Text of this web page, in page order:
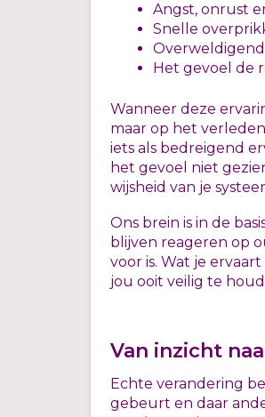
Angst, onrust
Snelle
Het gevoel de
Wanneer deze
maar op het
iets als bedreigend
het gevoel niet
wijsheid van je
Ons brein is in de
blijven reageren op
voor is. Wat je
jou ooit veilig te
Van inzicht
Echte verandering
gebeurt en daar